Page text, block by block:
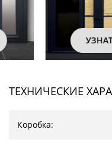
УЗНАТЬ ЦЕНУ
ТЕХНИЧЕСКИЕ
Коробка: